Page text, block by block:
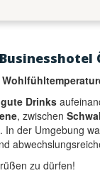
gute Drinks
, zwischen
. In der Umgebung
zu dürfen!